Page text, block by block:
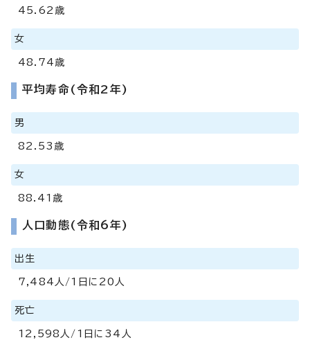
45.62歳
女
48.74歳
平均寿命(令和2年)
男
82.53歳
女
88.41歳
人口動態(令和6年)
出生
7,484人/1日に20人
死亡
12,598人/1日に34人